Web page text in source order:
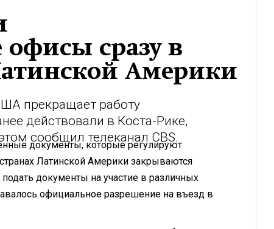
сразу в
Америки
прекращает работу
действовали в Коста-Рике,
сообщил телеканал CBS.
документы, которые регулируют
Латинской Америки закрываются
документы на участие в различных
официальное разрешение на въезд в